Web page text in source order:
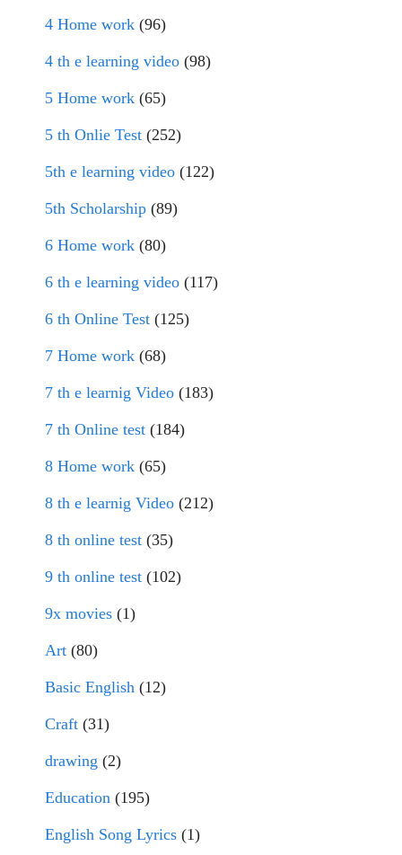
4 Home work (96)
4 th e learning video (98)
5 Home work (65)
5 th Onlie Test (252)
5th e learning video (122)
5th Scholarship (89)
6 Home work (80)
6 th e learning video (117)
6 th Online Test (125)
7 Home work (68)
7 th e learnig Video (183)
7 th Online test (184)
8 Home work (65)
8 th e learnig Video (212)
8 th online test (35)
9 th online test (102)
9x movies (1)
Art (80)
Basic English (12)
Craft (31)
drawing (2)
Education (195)
English Song Lyrics (1)